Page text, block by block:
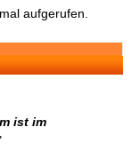
mal aufgerufen.
ist im